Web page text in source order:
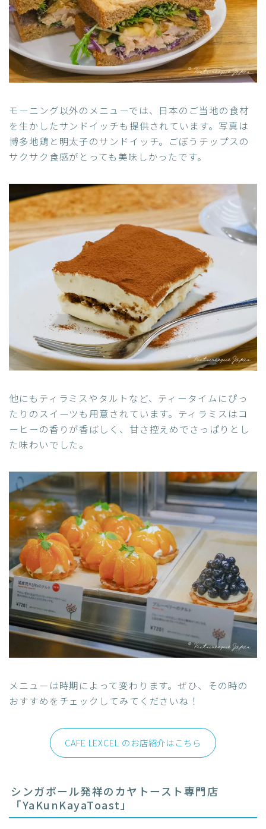
モーニング以外のメニューでは、日本のご当地の食材
を生かしたサンドイッチも提供されています。写真は
博多地鶏と明太子のサンドイッチ。ごぼうチップスの
サクサク食感がとっても美味しかったです。
他にもティラミスやタルトなど、ティータイムにぴっ
たりのスイーツも用意されています。ティラミスはコ
ーヒーの香りが香ばしく、甘さ控えめでさっぱりとし
た味わいでした。
メニューは時期によって変わります。ぜひ、その時の
おすすめをチェックしてみてくださいね！
CAFE LEXCEL のお店紹介はこちら
シンガポール発祥のカヤトースト専門店
「YaKunKayaToast」